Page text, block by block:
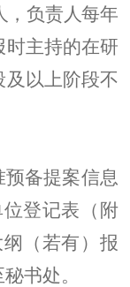
，负责人每年
时主持的在研
及以上阶段不
预备提案信息
登记表（附
（若有） 报
书处。